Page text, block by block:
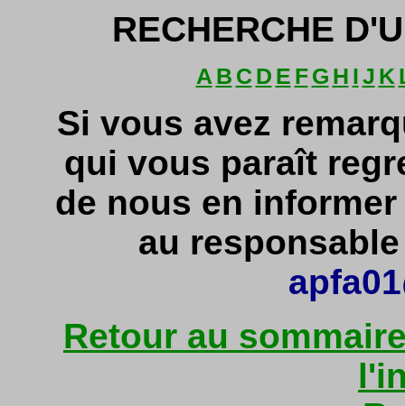
RECHERCHE
A B C D E F G H IJ K
Si vous avez
qui vous paraît
de nous en
au
Retour au